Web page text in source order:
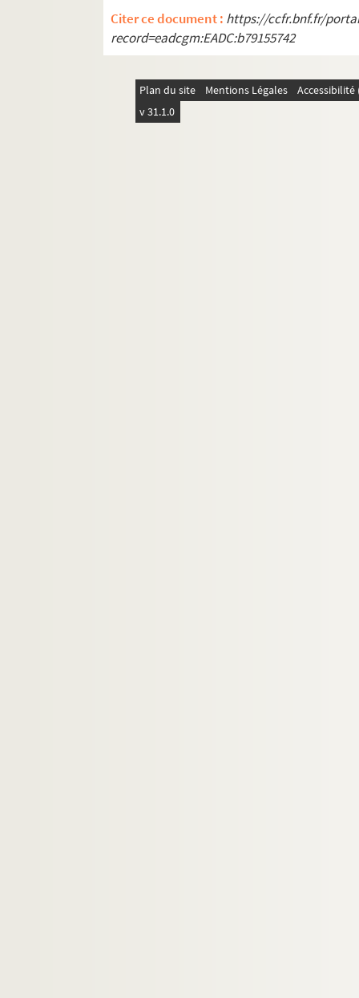
Citer ce document : https://ccfr.bnf.fr/
record=eadcgm:EADC:b79155742
Plan du site Mentions Légales
v 31.1.0